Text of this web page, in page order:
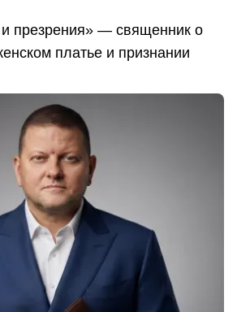
презрения» — священник о
платье и признании